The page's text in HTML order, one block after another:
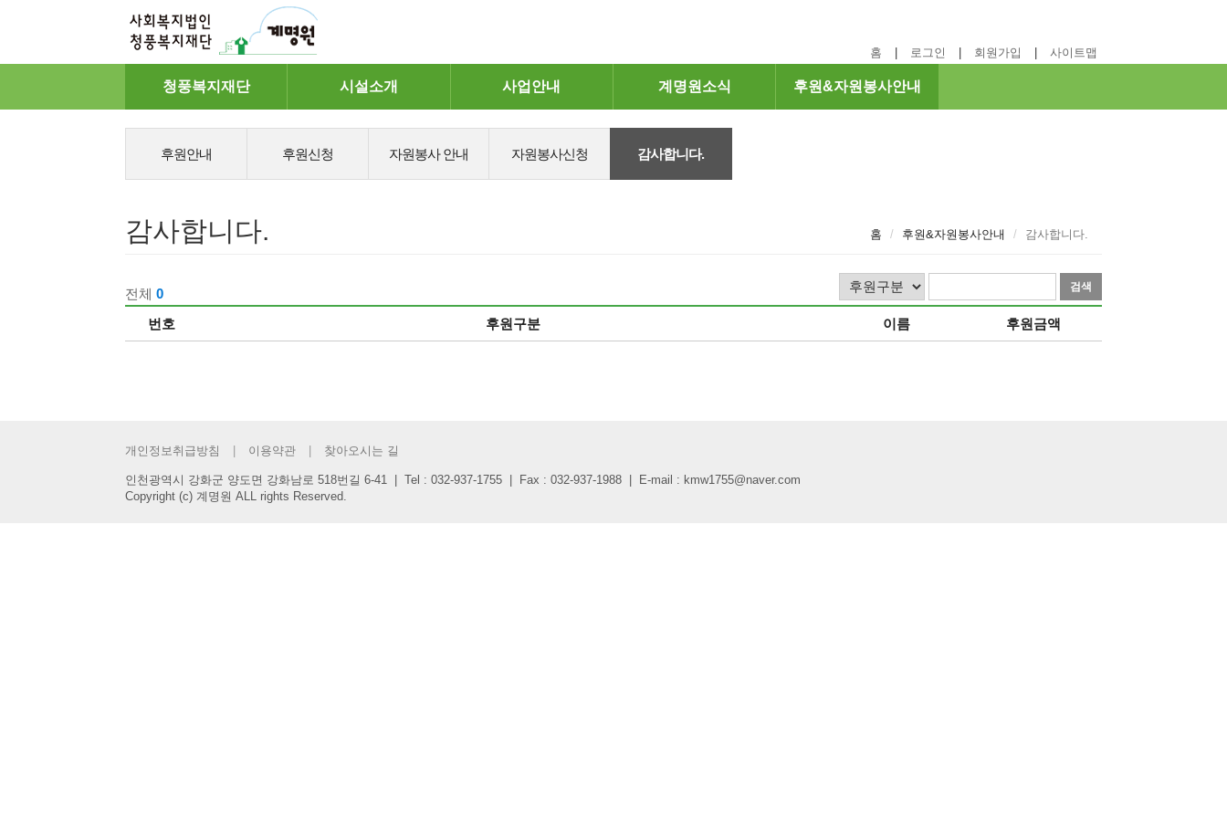
홈 로그인 회원가입 사이트맵
뉴
청풍복지재단 시설소개 사업안내 계명원소식 후원&자원봉사안내
후원안내 후원신청 자원봉사 안내 자원봉사신청 감사합니다.
홈 후원&자원봉사안내 감사합니다.
감사합니다.
전체 0
검
색
색
번호 후원구분 이름 후원금액
개인정보취급방침 이용약관 찾아오시는 길
인천광역시 강화군 양도면 강화남로 518번길 6-41 | Tel : 032-937-1755 | Fax : 032-937-1988 | E-mail : kmw1755@naver.com
Copyright (c) 계명원 ALL rights Reserved.